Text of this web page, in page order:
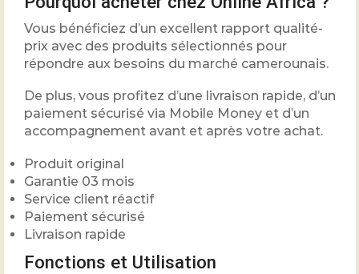
Vous bénéficiez d’un excellent rapport qualité-
prix avec des produits sélectionnés pour
répondre aux besoins du marché camerounais.
De plus, vous profitez d’une livraison rapide, d’un
paiement sécurisé via Mobile Money et d’un
accompagnement avant et après votre achat.
Produit original
Garantie 03 mois
Service client réactif
Paiement sécurisé
Livraison rapide
Fonctions et Utilisation